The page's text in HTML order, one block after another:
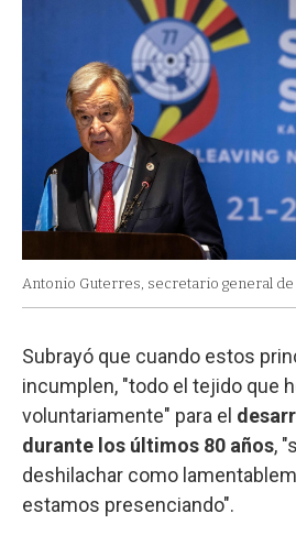
Antonio Guterres, secretario general de
Subrayó que cuando estos
incumplen, "todo el tejido que
voluntariamente" para el
durante los últimos 80 años,
deshilachar como
estamos presenciando".